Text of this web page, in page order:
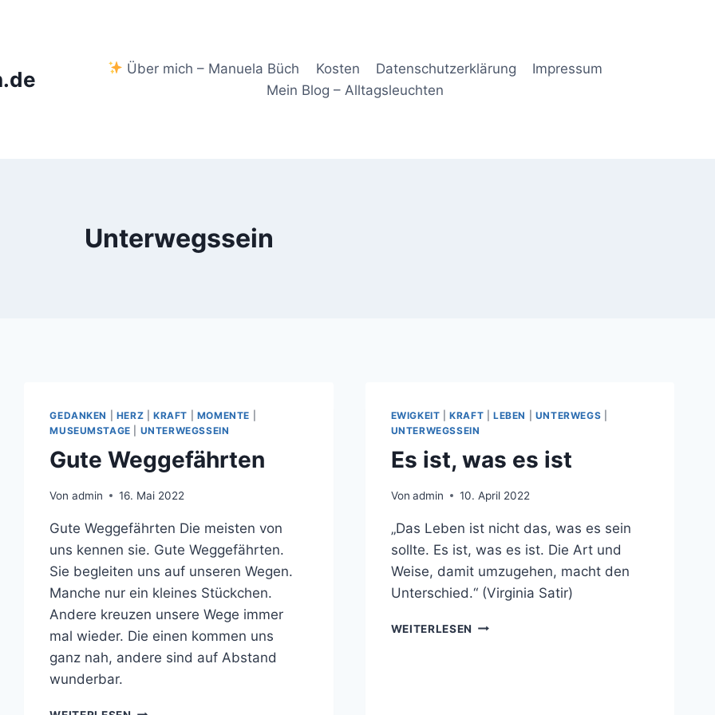
Über mich – Manuela Büch Kosten Datenschutzerklärung
Impressum
Mein Blog – Alltagsleuchten
Unterwegssein
GEDANKEN HERZ |KRAFT MOMENTE
MUSEUMSTAGE
UNTERWEGSSEIN
Gute Weggefährten
Von admin 16. Mai 2022
Gute Weggefährten Die meisten von
uns kennen sie. Gute Weggefährten.
Sie begleiten uns auf unseren Wegen.
Manche nur ein kleines Stückchen.
Andere kreuzen unsere Wege immer
mal wieder. Die einen kommen uns
ganz nah, andere sind auf Abstand
wunderbar.
GUTE
EWIGKEIT |KRAFT LEBEN UNTERWEGS
UNTERWEGSSEIN
Es ist, was es ist
Von admin 10. April 2022
„Das Leben ist nicht das, was es sein
sollte. Es ist, was es ist. Die Art und
Weise, damit umzugehen, macht den
Unterschied.“ (Virginia Satir)
WEITERLESEN ES